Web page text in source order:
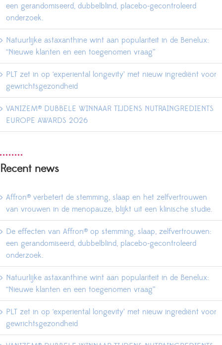
een gerandomiseerd, dubbelblind, placebo-gecontroleerd
onderzoek.
Natuurlijke astaxanthine wint aan populariteit in de Benelux:
“Nieuwe klanten en een toegenomen vraag”
PLT zet in op ‘experiental longevity’ met nieuw ingrediënt voor
gewrichtsgezondheid
VANIZEM® DUBBELE WINNAAR TIJDENS NUTRAINGREDIENTS
EUROPE AWARDS 2026
Recent news
Affron® verbetert de stemming, slaap en het zelfvertrouwen
van vrouwen in de menopauze, blijkt uit een klinische studie.
De effecten van Affron® op stemming, slaap, zelfvertrouwen:
een gerandomiseerd, dubbelblind, placebo-gecontroleerd
onderzoek.
Natuurlijke astaxanthine wint aan populariteit in de Benelux:
“Nieuwe klanten en een toegenomen vraag”
PLT zet in op ‘experiental longevity’ met nieuw ingrediënt voor
gewrichtsgezondheid